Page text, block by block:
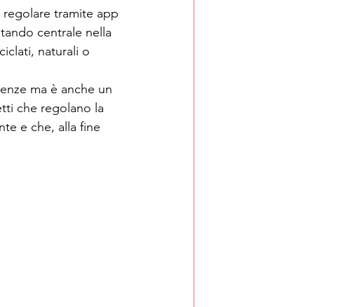
tramite app
centrale nella
naturali o
ma è anche un
che regolano la
e che, alla fine